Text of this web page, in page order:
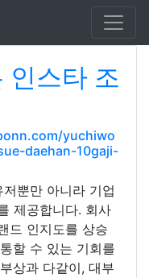
인스타 조
yuchiwo
daehan-10gaji-
뿐만 아니라 기업
제공합니다. 회사
드 인지도를 상승
할 수 있는 기회를
상과 다같이, 대부